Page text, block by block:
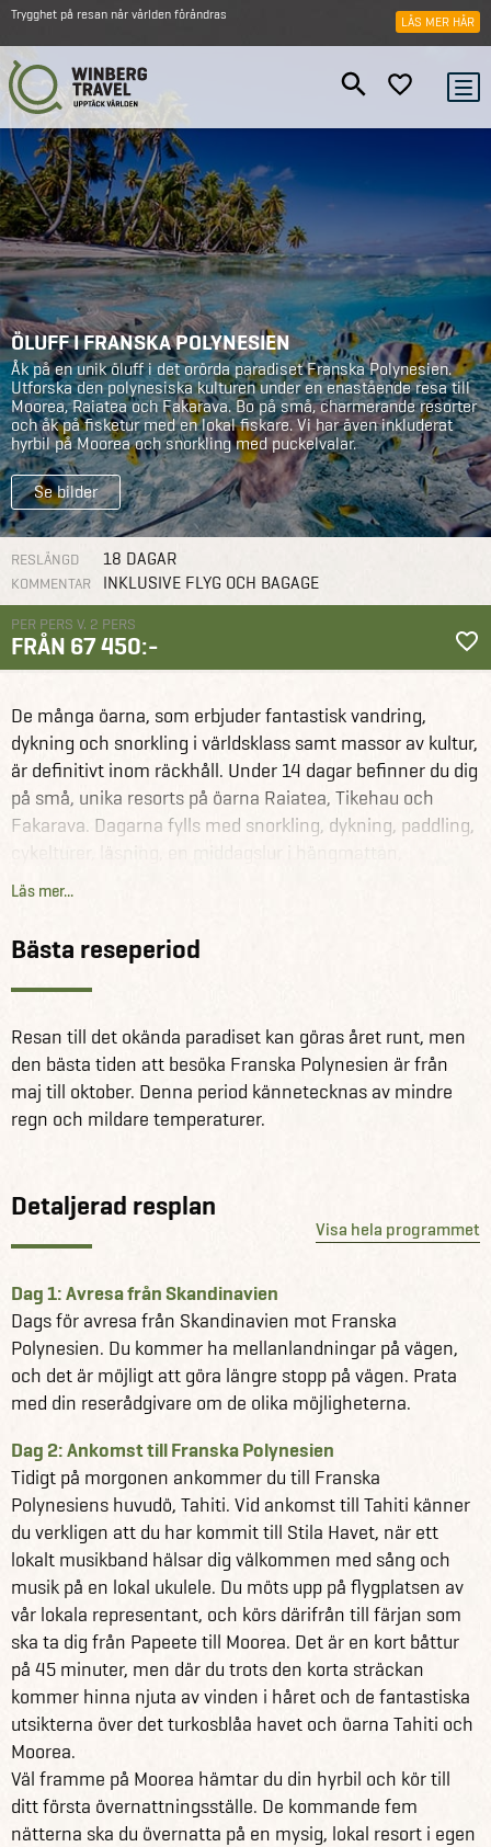
Trygghet på resan när världen förändras LÄS MER HÄR
ÖLUFF I FRANSKA POLYNESIEN
Åk på en unik öluff i det orörda paradiset Franska Polynesien.
Utforska den polynesiska kulturen under en enastående resa till
Moorea, Raiatea och Fakarava. Bo på små, charmerande resorter
och åk på fisketur med en lokal fiskare. Vi har även inkluderat
hyrbil på Moorea och snorkling med puckelvalar.
Se bilder
RESLÄNGD 18 DAGAR
KOMMENTAR INKLUSIVE FLYG OCH BAGAGE
PER PERS V. 2 PERS
FRÅN 67 450:-
De många öarna, som erbjuder fantastisk vandring,
dykning och snorkling i världsklass samt massor av kultur,
är definitivt inom räckhåll. Under 14 dagar befinner du dig
på små, unika resorts på öarna Raiatea, Tikehau och
Fakarava. Dagarna fylls med snorkling, dykning, paddling,
cykelturer, läsning, en middagslur i hängmattan,
promenader längs vattnet i solnedgången och ren
Vi har valt ut de mest charmerande, polynesiska
budgetresorten och inkluderat hyrbil under hela vistelsen
kommer nära inpå den lokala kulturen under en dagstur i
kanot tillsammans med en lokal, polynesisk fiskare, där
du tillagar dagens fångst hemma hos honom och hans
familj. Snorkling med knölvalar är också inkluderat
Moorea från Tahiti, medan transport mellan Moorea,
Raiatea och Fakarava görs med flyg. Det är en fantastisk
Winberg Travel arrangerar resor till i stort sett alla öar i
Franska Polynesien, så om du drömmer om att besöka
Bora Bora, Moorea, Tahiti eller Rangiroa kan vi även hjälpa
till med det. Det finns dessutom möjlighet att upp- eller
ta bort utflykter och upplevelser från programmet nedan.
Se det som inspiration till att skapa din drömresa till
Franska Polynesien!
Se alla våra andra fantastiska reseförslag för Franska
Polynesien här
Läs mer om Franska Polynesien
Läs mer...
Bästa reseperiod
Resan till det okända paradiset kan göras året runt, men
den bästa tiden att besöka Franska Polynesien är från
maj till oktober. Denna period kännetecknas av mindre
regn och mildare temperaturer.
Detaljerad resplan
Visa hela programmet
Dag 1: Avresa från Skandinavien
Dags för avresa från Skandinavien mot Franska
Polynesien. Du kommer ha mellanlandningar på vägen,
och det är möjligt att göra längre stopp på vägen. Prata
med din reserådgivare om de olika möjligheterna.
Dag 2: Ankomst till Franska Polynesien
Tidigt på morgonen ankommer du till Franska
Polynesiens huvudö, Tahiti. Vid ankomst till Tahiti känner
du verkligen att du har kommit till Stila Havet, när ett
lokalt musikband hälsar dig välkommen med sång och
musik på en lokal ukulele. Du möts upp på flygplatsen av
vår lokala representant, och körs därifrån till färjan som
ska ta dig från Papeete till Moorea. Det är en kort båttur
på 45 minuter, men där du trots den korta sträckan
kommer hinna njuta av vinden i håret och de fantastiska
utsikterna över det turkosblåa havet och öarna Tahiti och
Moorea.
Väl framme på Moorea hämtar du din hyrbil och kör till
ditt första övernattningsställe. De kommande fem
nätterna ska du övernatta på en mysig, lokal resort i egen